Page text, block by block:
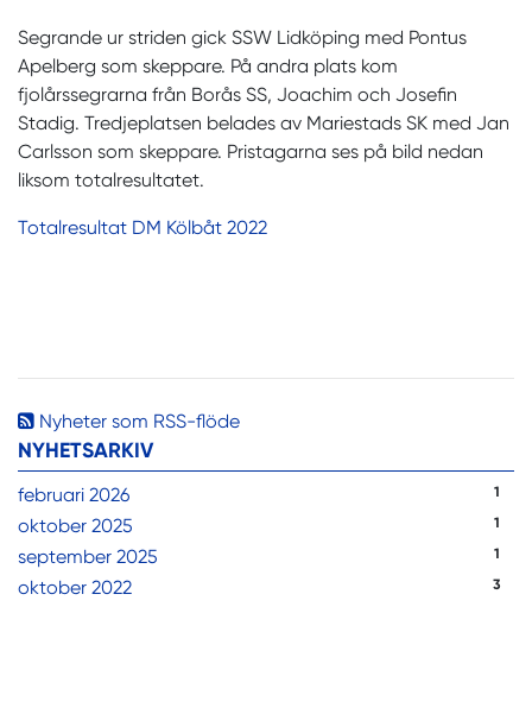
Nyheter som RSS-flöde
NYHETSARKIV
februari 2026 1
oktober 2025 1
september 2025 1
oktober 2022 3
Segrande ur striden gick SSW Lidköping med Pontus
Apelberg som skeppare. På andra plats kom
fjolårssegrarna från Borås SS, Joachim och Josefin
Stadig. Tredjeplatsen belades av Mariestads SK med Jan
Carlsson som skeppare. Pristagarna ses på bild nedan
liksom totalresultatet.
Totalresultat DM Kölbåt 2022